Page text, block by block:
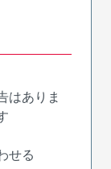
はありま
せる